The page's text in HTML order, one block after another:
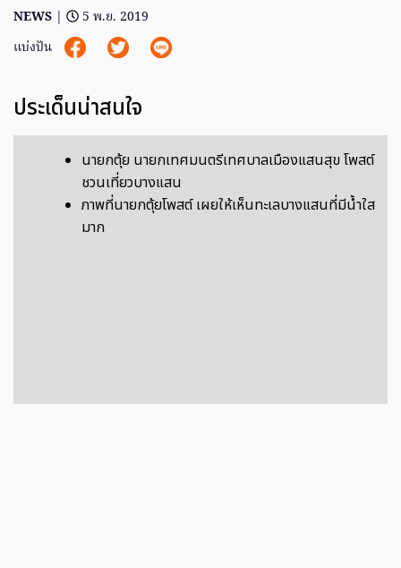
NEWS |
5 พ.ย. 2019
แบ่งปัน
ประเด็นน่าสนใจ
นายกตุ้ย นายกเทศมนตรีเทศบาลเมืองแสนสุข โพสต์
ชวนเที่ยวบางแสน
ภาพที่นายกตุ้ยโพสต์ เผยให้เห็นทะเลบางแสนที่มีน้ำใส
มาก